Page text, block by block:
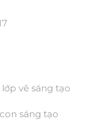
lớp vẽ sáng tạo
sáng tạo